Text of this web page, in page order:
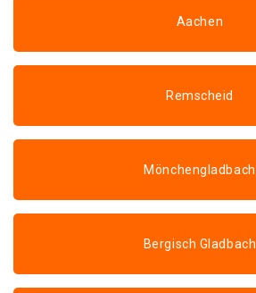
Aachen
Remscheid
Mönchengladbach
Bergisch Gladbach